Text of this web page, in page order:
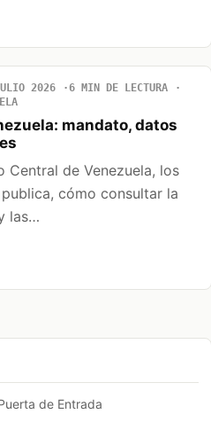
de Entrada
2026
6 MIN DE LECTURA
mandato, datos
Central de Venezuela, los
cómo consultar la
las…